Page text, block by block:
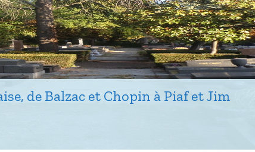
de Balzac et Chopin à Piaf et Jim